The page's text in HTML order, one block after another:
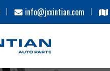
info@jxxintian.com